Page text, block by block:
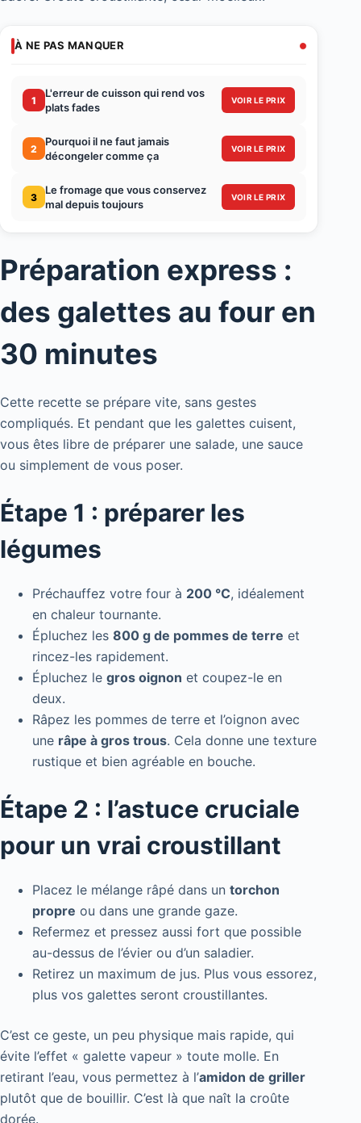
À NE PAS MANQUER
1
L'erreur de cuisson qui rend vos
plats fades
VOIR LE PRIX
2
Pourquoi il ne faut jamais
décongeler comme ça
VOIR LE PRIX
3
Le fromage que vous conservez
mal depuis toujours
VOIR LE PRIX
Préparation express :
des galettes au four en
30 minutes
Cette recette se prépare vite, sans gestes
compliqués. Et pendant que les galettes cuisent,
vous êtes libre de préparer une salade, une sauce
ou simplement de vous poser.
Étape 1 : préparer les
légumes
Préchauffez votre four à 200 °C, idéalement
en chaleur tournante.
Épluchez les 800 g de pommes de terre et
rincez-les rapidement.
Épluchez le gros oignon et coupez-le en
deux.
Râpez les pommes de terre et l’oignon avec
une râpe à gros trous. Cela donne une texture
rustique et bien agréable en bouche.
Étape 2 : l’astuce cruciale
pour un vrai croustillant
Placez le mélange râpé dans un torchon
propre ou dans une grande gaze.
Refermez et pressez aussi fort que possible
au-dessus de l’évier ou d’un saladier.
Retirez un maximum de jus. Plus vous essorez,
plus vos galettes seront croustillantes.
C’est ce geste, un peu physique mais rapide, qui
évite l’effet « galette vapeur » toute molle. En
retirant l’eau, vous permettez à l’amidon de griller
plutôt que de bouillir. C’est là que naît la croûte
dorée.